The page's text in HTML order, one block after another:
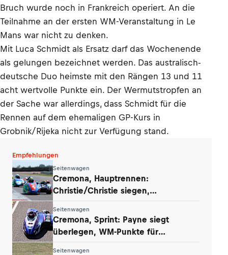
Bruch wurde noch in Frankreich operiert. An die
Teilnahme an der ersten WM-Veranstaltung in Le
Mans war nicht zu denken.
Mit Luca Schmidt als Ersatz darf das Wochenende
als gelungen bezeichnet werden. Das australisch-
deutsche Duo heimste mit den Rängen 13 und 11
acht wertvolle Punkte ein. Der Wermutstropfen an
der Sache war allerdings, dass Schmidt für die
Rennen auf dem ehemaligen GP-Kurs in
Grobnik/Rijeka nicht zur Verfügung stand.
Empfehlungen
Seitenwagen
Cremona, Hauptrennen:
Christie/Christie siegen,
Seitenwagen
Cremona, Sprint: Payne siegt
überlegen, WM-Punkte für
Seitenwagen